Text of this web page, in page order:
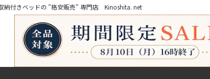
納付きベッドの "格安販売" 専門店 Kinoshita. net